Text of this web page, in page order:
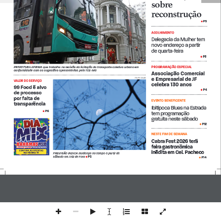
PREFEITURA AFIRMA que trabalha na revisão da licitação do transporte coletivo urbano em
conformidade com as sugestões apresentadas pelo TCE-MG
PREVISÃO INDICA mudança no tempo a partir de
sábado em Juiz de Fora • P5
VALOR DO SERVIÇO
Delegacia da Mulher tem
novo endereço a partir
de quarta-feira
ACOLHIMENTO
• P3
Associação Comercial
e Empresarial de JF
celebra 130 anos
PROGRAMAÇÃO ESPECIAL
• P4
Ibitipoca Blues na Estrada
tem programação
gratuita neste sábado
EVENTO BENEFICENTE
• P12
Cabra Fest 2026 terá
feira gastronômica
inédita em Cel. Pacheco
NESTE FIM DE SEMANA
• P14
• P6
sobre
reconstrução
• P5
FELIPE COURI
99 Food é alvo
de processo
por falta de
transparência